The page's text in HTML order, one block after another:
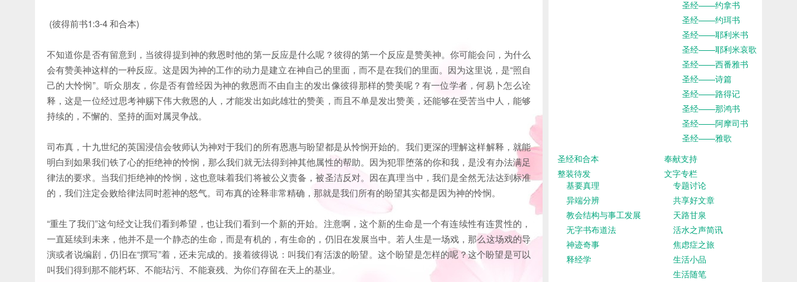
(彼得前书1:3-4 和合本)
不知道你是否有留意到，当彼得提到神的救恩时他的第一反应是什么呢？彼得的第一个反应是赞美神。你可能会问，为什么
会有赞美神这样的一种反应。这是因为神的工作的动力是建立在神自己的里面，而不是在我们的里面。因为这里说，是“照自
己的大怜悯”。听众朋友，你是否有曾经因为神的救恩而不由自主的发出像彼得那样的赞美呢？有一位学者，何易卜怎么诠
释，这是一位经过思考神赐下伟大救恩的人，才能发出如此雄壮的赞美，而且不单是发出赞美，还能够在受苦当中人，能够
持续的，不懈的、坚持的面对属灵争战。
司布真，十九世纪的英国浸信会牧师认为神对于我们的所有恩惠与盼望都是从怜悯开始的。我们更深的理解这样解释，就能
明白到如果我们铁了心的拒绝神的怜悯，那么我们就无法得到神其他属性的帮助。因为犯罪堕落的你和我，是没有办法满足
律法的要求。当我们拒绝神的怜悯，这也意味着我们将被公义责备，被圣洁反对。因在真理当中，我们是全然无法达到标准
的，我们注定会败给律法同时惹神的怒气。司布真的诠释非常精确，那就是我们所有的盼望其实都是因为神的怜悯。
“重生了我们”这句经文让我们看到希望，也让我们看到一个新的开始。注意啊，这个新的生命是一个有连续性有连贯性的，
一直延续到未来，他并不是一个静态的生命，而是有机的，有生命的，仍旧在发展当中。若人生是一场戏，那么这场戏的导
演或者说编剧，仍旧在“撰写”着，还未完成的。接着彼得说：叫我们有活泼的盼望。这个盼望是怎样的呢？这个盼望是可以
叫我们得到那不能朽坏、不能玷污、不能衰残、为你们存留在天上的基业。
圣经——约拿书
圣经——约珥书
圣经——耶利米书
圣经——耶利米哀歌
圣经——西番雅书
圣经——诗篇
圣经——路得记
圣经——那鸿书
圣经——阿摩司书
圣经——雅歌
圣经和合本
奉献支持
整装待发
基要真理
异端分辨
教会结构与事工发展
无字书布道法
神迹奇事
释经学
文字专栏
专题讨论
共享好文章
天路甘泉
活水之声简讯
焦虑症之旅
生活小品
生活随笔